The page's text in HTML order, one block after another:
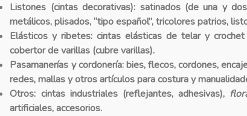
Listones (cintas decorativas): satinados (de una y
metálicos, plisados, “tipo español”, tricolores patrios,
Elásticos y ribetes: cintas elásticas de telar y
cobertor de varillas (cubre varillas).
Pasamanerías y cordonería: bies, flecos, cordones,
redes, mallas y otros artículos para costura y
Otros: cintas industriales (reflejantes, adhesivas),
artificiales, accesorios.